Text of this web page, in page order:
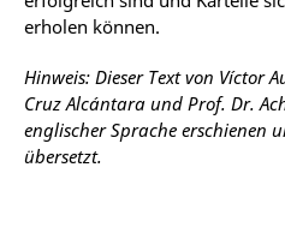
erholen können.
Hinweis: Dieser Text von Víctor
Cruz Alcántara und Prof. Dr.
englischer Sprache erschienen
übersetzt.